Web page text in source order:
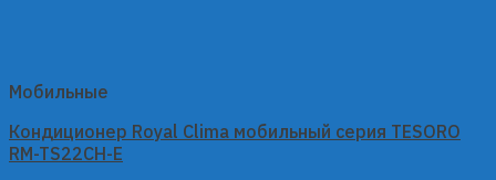
Мобильные
Кондиционер Royal Clima мобильный серия TESORO
RM-TS22CH-E